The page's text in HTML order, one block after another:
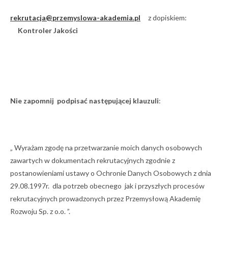
rekrutacja@przemyslowa-akademia.pl
z dopiskiem:
Kontroler Jakości
Nie zapomnij podpisać następującej klauzuli:
„ Wyrażam zgodę na przetwarzanie moich danych osobowych
zawartych w dokumentach rekrutacyjnych zgodnie z
postanowieniami ustawy o Ochronie Danych Osobowych z dnia
29.08.1997r. dla potrzeb obecnego jak i przyszłych procesów
rekrutacyjnych prowadzonych przez Przemysłową Akademię
Rozwoju Sp. z o.o. ”.